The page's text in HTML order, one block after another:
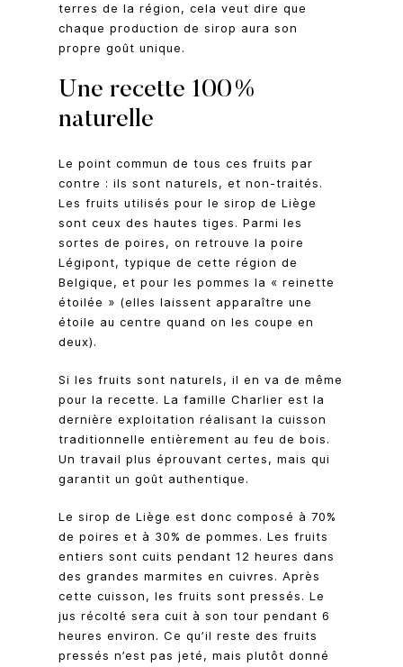
terres de la région, cela veut dire que
chaque production de sirop aura son
propre goût unique.
Une recette 100%
naturelle
Le point commun de tous ces fruits par
contre : ils sont naturels, et non-traités.
Les fruits utilisés pour le sirop de Liège
sont ceux des hautes tiges. Parmi les
sortes de poires, on retrouve la poire
Légipont, typique de cette région de
Belgique, et pour les pommes la « reinette
étoilée » (elles laissent apparaître une
étoile au centre quand on les coupe en
deux).
Si les fruits sont naturels, il en va de même
pour la recette. La famille Charlier est la
dernière exploitation réalisant la cuisson
traditionnelle entièrement au feu de bois.
Un travail plus éprouvant certes, mais qui
garantit un goût authentique.
Le sirop de Liège est donc composé à 70%
de poires et à 30% de pommes. Les fruits
entiers sont cuits pendant 12 heures dans
des grandes marmites en cuivres. Après
cette cuisson, les fruits sont pressés. Le
jus récolté sera cuit à son tour pendant 6
heures environ. Ce qu’il reste des fruits
pressés n’est pas jeté, mais plutôt donné